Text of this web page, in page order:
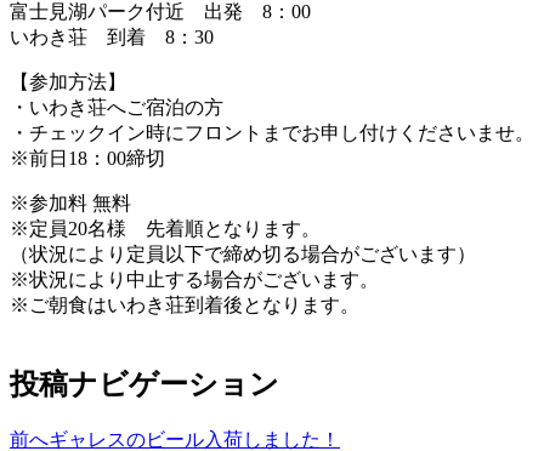
富士見湖パーク付近 出発 8：00
いわき荘 到着 8：30
【参加方法】
・いわき荘へご宿泊の方
・チェックイン時にフロントまでお申し付けくださいませ。
※前日18：00締切
※参加料 無料
※定員20名様 先着順となります。
（状況により定員以下で締め切る場合がございます）
※状況により中止する場合がございます。
※ご朝食はいわき荘到着後となります。
投稿ナビゲーション
前へギャレスのビール入荷しました！